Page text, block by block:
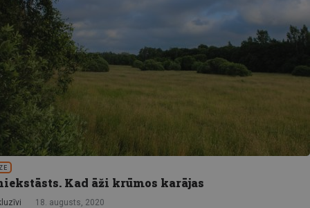
Kad āži krūmos karājas
18. augusts, 2020